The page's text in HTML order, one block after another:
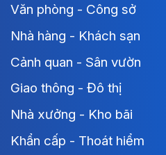
Văn phòng - Công sở
Nhà hàng - Khách sạn
Cảnh quan - Sân vườn
Giao thông - Đô thị
Nhà xưởng - Kho bãi
Khẩn cấp - Thoát hiểm